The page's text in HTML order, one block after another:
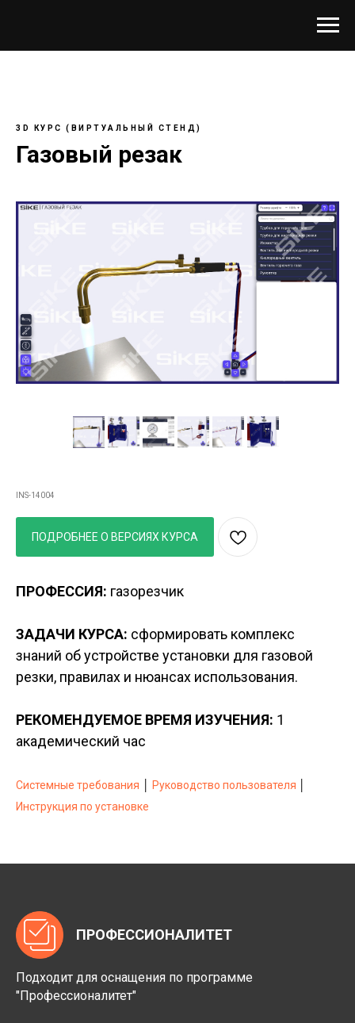
3D КУРС (ВИРТУАЛЬНЫЙ СТЕНД)
Газовый резак
INS-14004
ПОДРОБНЕЕ О ВЕРСИЯХ КУРСА
ПРОФЕССИЯ: газорезчик
ЗАДАЧИ КУРСА: cформировать комплекс
знаний об устройстве установки для газовой
резки, правилах и нюансах использования.
РЕКОМЕНДУЕМОЕ ВРЕМЯ ИЗУЧЕНИЯ: 1
академический час
Системные требования Руководство пользователя
Инструкция по установке
ПРОФЕССИОНАЛИТЕТ
Подходит для оснащения по программе
"Профессионалитет"